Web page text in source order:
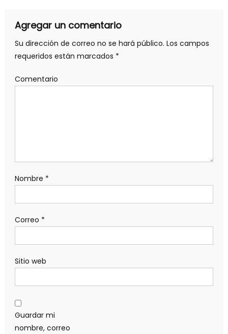
Agregar un comentario
Su dirección de correo no se hará público. Los campos
requeridos están marcados *
Comentario
Nombre *
Correo *
Sitio web
Guardar mi
nombre, correo